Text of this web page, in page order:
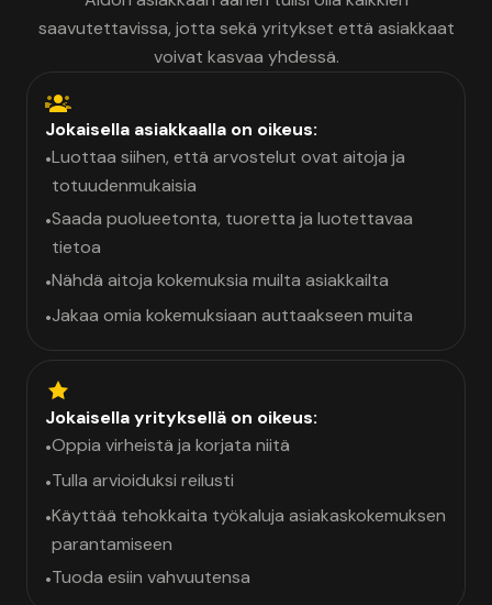
saavutettavissa, jotta sekä yritykset että asiakkaat
voivat kasvaa yhdessä.
Jokaisella asiakkaalla on oikeus:
•Luottaa siihen, että arvostelut ovat aitoja ja
totuudenmukaisia
•Saada puolueetonta, tuoretta ja luotettavaa
tietoa
•Nähdä aitoja kokemuksia muilta asiakkailta
•Jakaa omia kokemuksiaan auttaakseen muita
Jokaisella yrityksellä on oikeus:
•Oppia virheistä ja korjata niitä
•Tulla arvioiduksi reilusti
•Käyttää tehokkaita työkaluja asiakaskokemuksen
parantamiseen
•Tuoda esiin vahvuutensa